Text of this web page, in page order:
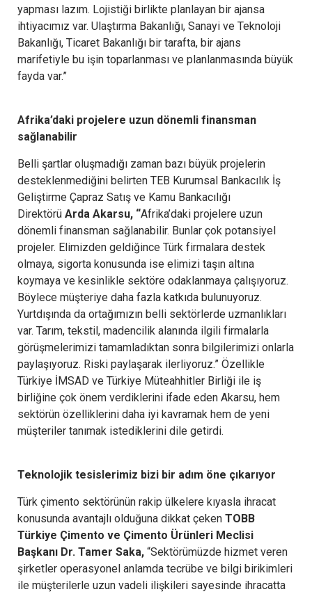
yapması lazım. Lojistiği birlikte planlayan bir ajansa
ihtiyacımız var. Ulaştırma Bakanlığı, Sanayi ve Teknoloji
Bakanlığı, Ticaret Bakanlığı bir tarafta, bir ajans
marifetiyle bu işin toparlanması ve planlanmasında büyük
fayda var.”
Afrika’daki projelere uzun dönemli finansman
sağlanabilir
Belli şartlar oluşmadığı zaman bazı büyük projelerin
desteklenmediğini belirten TEB Kurumsal Bankacılık İş
Geliştirme Çapraz Satış ve Kamu Bankacılığı
Direktörü Arda Akarsu, “Afrika’daki projelere uzun
dönemli finansman sağlanabilir. Bunlar çok potansiyel
projeler. Elimizden geldiğince Türk firmalara destek
olmaya, sigorta konusunda ise elimizi taşın altına
koymaya ve kesinlikle sektöre odaklanmaya çalışıyoruz.
Böylece müşteriye daha fazla katkıda bulunuyoruz.
Yurtdışında da ortağımızın belli sektörlerde uzmanlıkları
var. Tarım, tekstil, madencilik alanında ilgili firmalarla
görüşmelerimizi tamamladıktan sonra bilgilerimizi onlarla
paylaşıyoruz. Riski paylaşarak ilerliyoruz.” Özellikle
Türkiye İMSAD ve Türkiye Müteahhitler Birliği ile iş
birliğine çok önem verdiklerini ifade eden Akarsu, hem
sektörün özelliklerini daha iyi kavramak hem de yeni
müşteriler tanımak istediklerini dile getirdi.
Teknolojik tesislerimiz bizi bir adım öne çıkarıyor
Türk çimento sektörünün rakip ülkelere kıyasla ihracat
konusunda avantajlı olduğuna dikkat çeken TOBB
Türkiye Çimento ve Çimento Ürünleri Meclisi
Başkanı Dr. Tamer Saka, “Sektörümüzde hizmet veren
şirketler operasyonel anlamda tecrübe ve bilgi birikimleri
ile müşterilerle uzun vadeli ilişkileri sayesinde ihracatta